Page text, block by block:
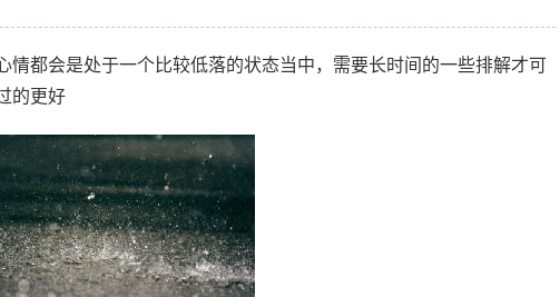
情都会是处于一个比较低落的状态当中，需要长时间的一些排解才可
的更好